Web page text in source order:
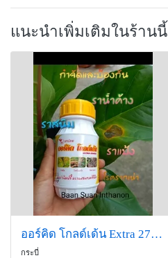
แนะนำเพิ่มเติมในร้านนี้
ออร์คิด โกลด์เด้น Extra 270 ซีซี สารกำจัดเชื้อราและแบคทีเรีย
กระบี่